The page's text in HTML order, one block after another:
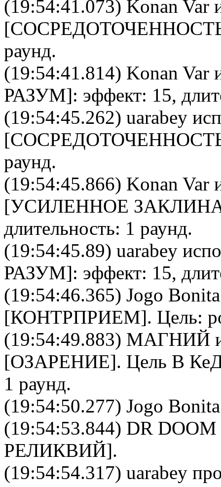
(19:54:41.073) Konan Var
[
раунд.
(19:54:41.814) Konan Var
РАЗУМ]: эффект: 15,
(19:54:45.262) uarabey
[
раунд.
(19:54:45.866) Konan Var
[УСИЛЕННОЕ
длительность: 1 раунд.
(19:54:45.89) uarabey
РАЗУМ]: эффект: 15,
(19:54:46.365) Jogo Bonita
[КОНТРПРИЕМ]. Цель:
(19:54:49.883) МАГНИЙ
[ОЗАРЕНИЕ]. Цель В
1 раунд.
(19:54:50.277) Jogo
(19:54:53.844) DR DOOM
РЕЛИКВИЙ].
(19:54:54.317) uarabey